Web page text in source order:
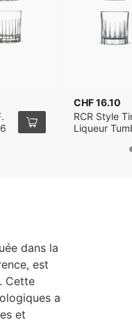
dans la
est
Cette
a
et
CHF 16.10
RCR Style
Liqueur